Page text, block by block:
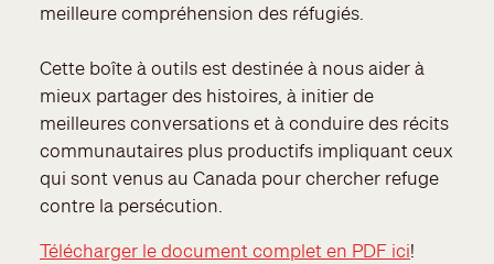
meilleure compréhension des réfugiés.
Cette boîte à outils est destinée à nous aider à
mieux partager des histoires, à initier de
meilleures conversations et à conduire des récits
communautaires plus productifs impliquant ceux
qui sont venus au Canada pour chercher refuge
contre la persécution.
Télécharger le document complet en PDF ici!